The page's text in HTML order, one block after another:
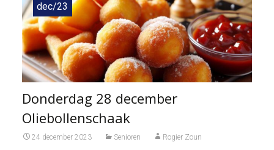
dec/23
Donderdag 28 december
Oliebollenschaak
24 december 2023 Senioren Rogier Zoun